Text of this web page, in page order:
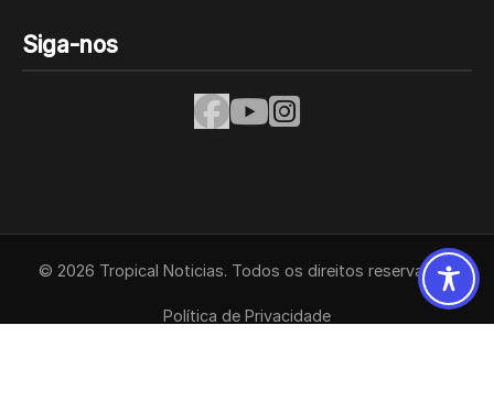
Siga-nos
© 2026 Tropical Noticias. Todos os direitos reservados.
Política de Privacidade